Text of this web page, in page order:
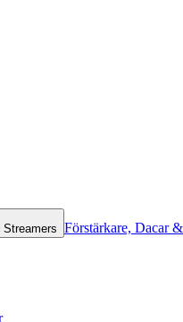
Förstärkare, Dacar